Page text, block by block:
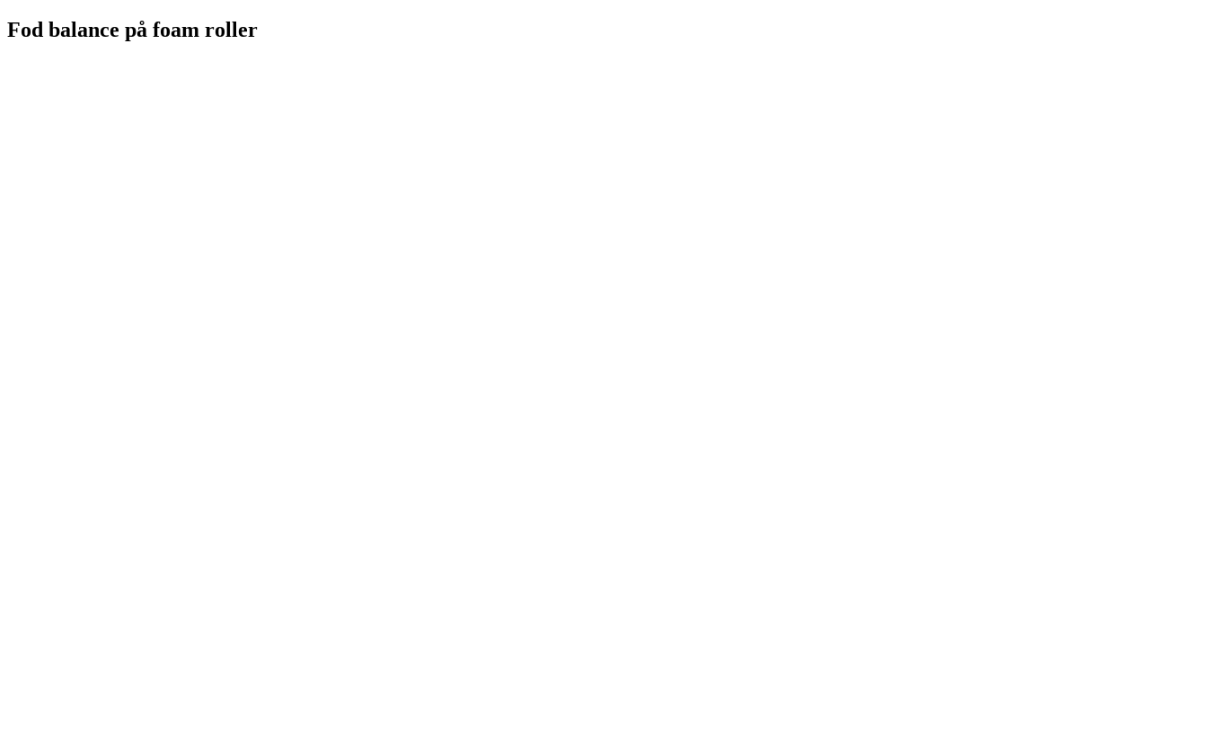
Fod balance på foam roller